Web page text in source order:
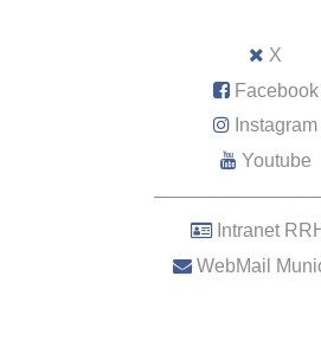
X
Facebook
Instagram
Youtube
Intranet
WebMail